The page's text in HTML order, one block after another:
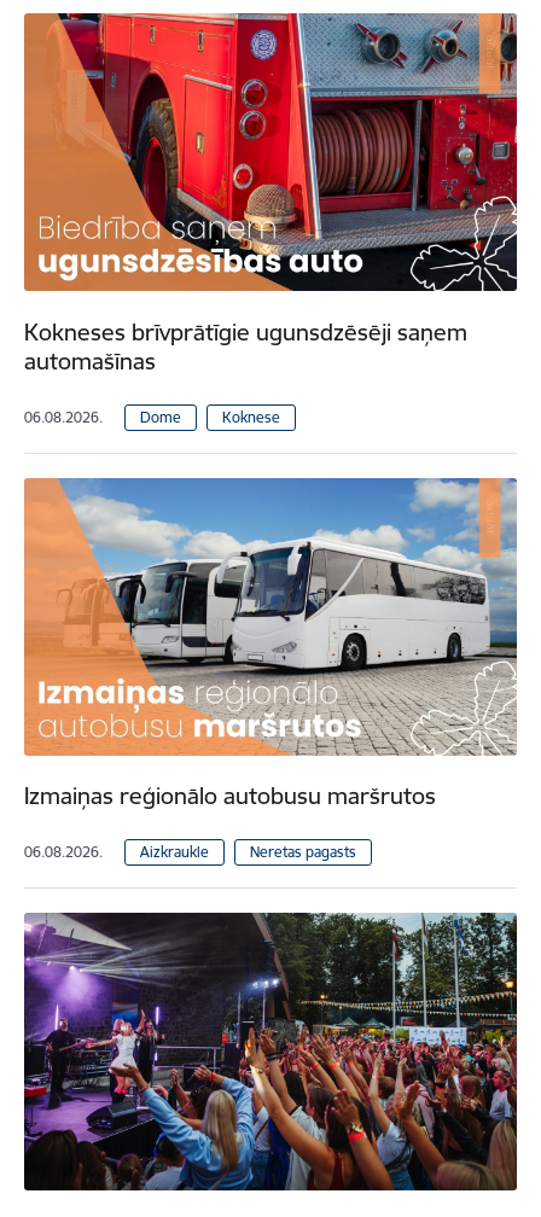
Kokneses brīvprātīgie ugunsdzēsēji saņem
automašīnas
06.08.2026. Dome Koknese
Izmaiņas reģionālo autobusu maršrutos
06.08.2026. Aizkraukle Neretas pagasts